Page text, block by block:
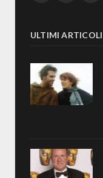
ULTIMI ARTICOLI